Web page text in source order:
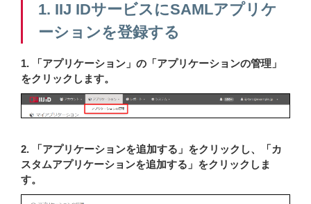
1. IIJ IDサービスにSAMLアプリケ
ーションを登録する
1. 「アプリケーション」の「アプリケーションの管理」
をクリックします。
2. 「アプリケーションを追加する」をクリックし、「カ
スタムアプリケーションを追加する」をクリックしま
す。